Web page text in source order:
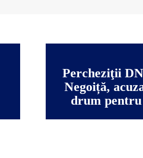
Percheziţii
Negoiță,
drum